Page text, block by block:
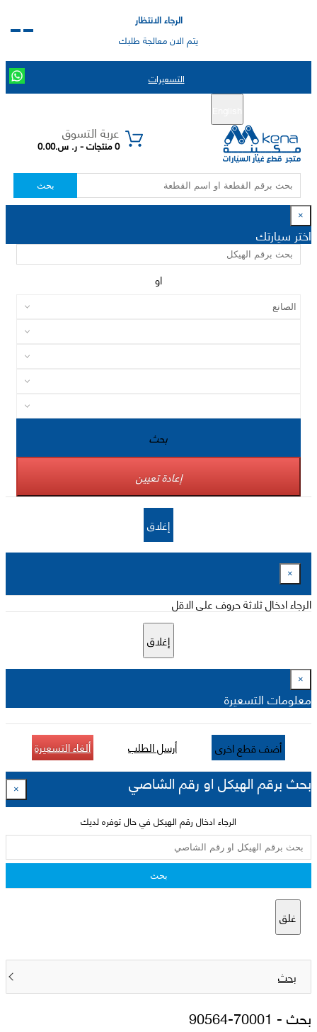
الرجاء الانتظار
يتم الان معالجة طلبك
التسعيرات
عربة التسوق
0 منتجات - ر. س.0.00
بحث
×
اختر سيارتك
او
بحث
إعادة تعيين
إغلاق
×
الرجاء ادخال ثلاثة حروف على الاقل
إغلاق
×
معلومات التسعيرة
أضف قطع اخرى أرسل الطلب ألغاء التسعيرة
بحث برقم الهيكل او رقم الشاصي ×
الرجاء ادخال رقم الهيكل في حال توفره لديك
بحث
غلق
بحث
بحث - 90564-70001